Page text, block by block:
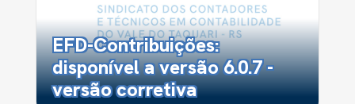
EFD-Contribuições:
disponível a versão 6.0.7 -
versão corretiva